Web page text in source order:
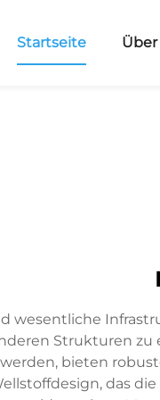
Startseite
wesentliche
Strukturen zu
bieten
das